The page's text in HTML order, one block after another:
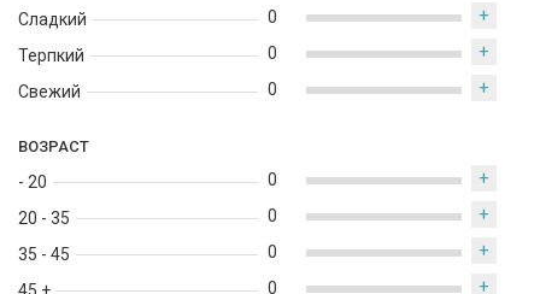
Сладкий
Терпкий
Свежий
0 +
0 +
0 +
ВОЗРАСТ
- 20
20 - 35
35 - 45
0 +
0 +
0 +
0 +